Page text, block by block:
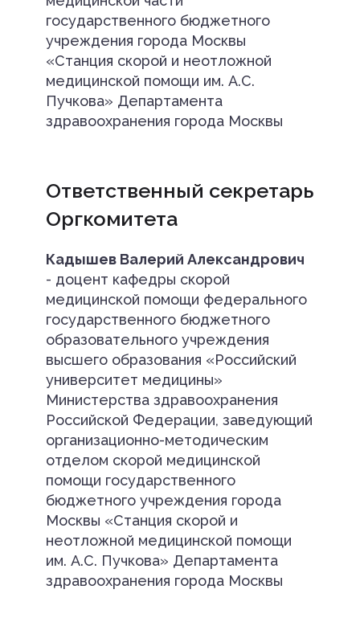
государственного бюджетного
учреждения города Москвы
«Станция скорой и неотложной
медицинской помощи им. А.С.
Пучкова» Департамента
здравоохранения города Москвы
Ответственный секретарь
Оргкомитета
Кадышев Валерий Александрович
- доцент кафедры скорой
медицинской помощи федерального
государственного бюджетного
образовательного учреждения
высшего образования «Российский
университет медицины»
Министерства здравоохранения
Российской Федерации, заведующий
организационно-методическим
отделом скорой медицинской
помощи государственного
бюджетного учреждения города
Москвы «Станция скорой и
неотложной медицинской помощи
им. А.С. Пучкова» Департамента
здравоохранения города Москвы